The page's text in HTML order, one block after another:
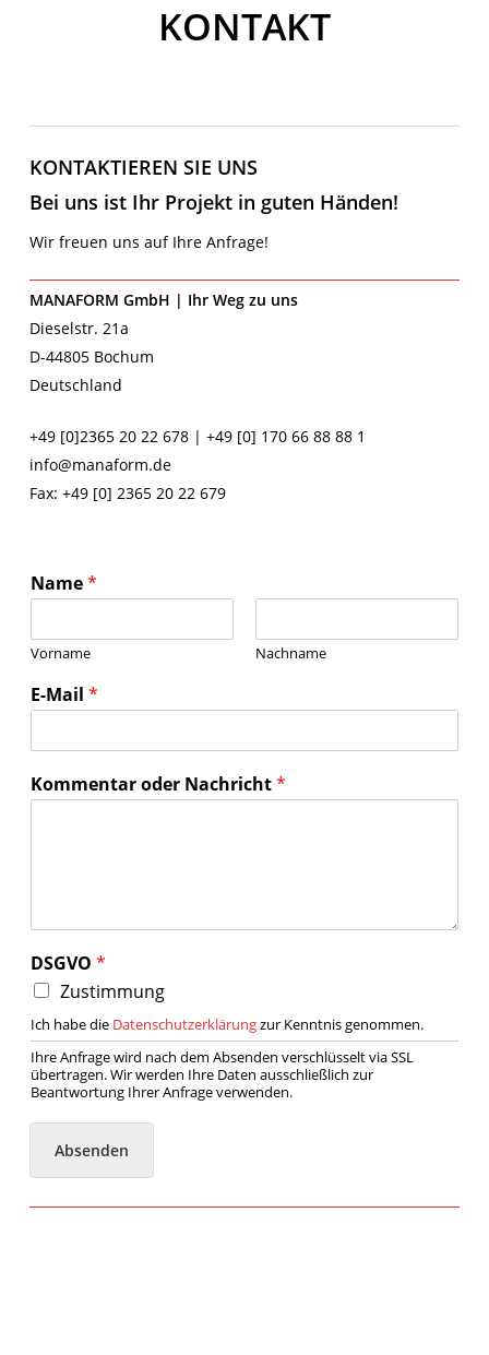
KONTAKT
KONTAKTIEREN SIE UNS
Bei uns ist Ihr Projekt in guten Händen!
Wir freuen uns auf Ihre Anfrage!
MANAFORM GmbH | Ihr Weg zu uns
Dieselstr. 21a
D-44805 Bochum
Deutschland
+49 [0]2365 20 22 678 | +49 [0] 170 66 88 88 1
info@manaform.de
Fax: +49 [0] 2365 20 22 679
Name*
Vorname Nachname
E-Mail *
Kommentar oder Nachricht*
DSGVO *
Zustimmung
Ich habe die Datenschutzerklärungzur Kenntnis genommen.
Ihre Anfrage wird nach dem Absenden verschlüsselt via SSL
übertragen. Wir werden Ihre Daten ausschließlich zur
Beantwortung Ihrer Anfrage verwenden.
Absenden